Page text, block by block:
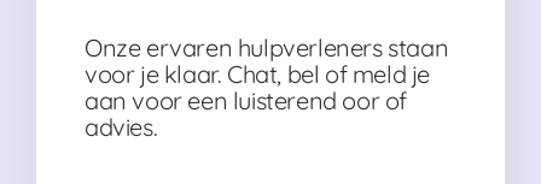
Onze ervaren hulpverleners staan
voor je klaar. Chat, bel of meld je
aan voor een luisterend oor of
advies.